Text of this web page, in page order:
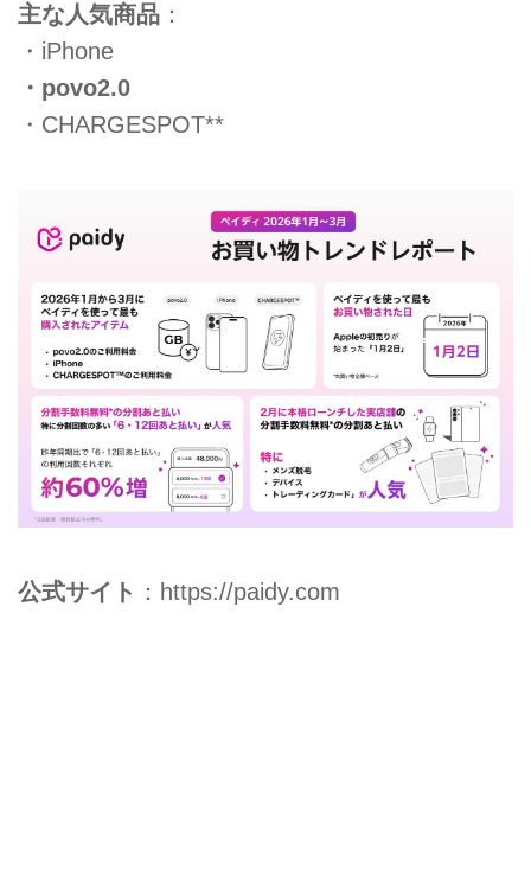
主な人気商品 ：
・iPhone
・povo2.0
・CHARGESPOT**
公式サイト ： https://paidy.com